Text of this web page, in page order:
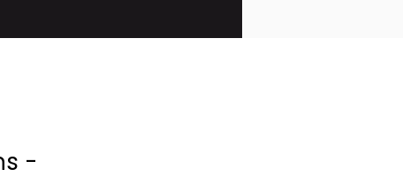
-